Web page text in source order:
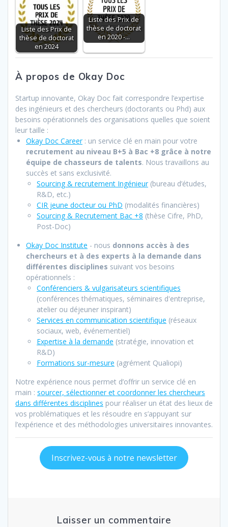
Liste des Prix de
thèse de doctorat
en 2024
Liste des Prix de
thèse de doctorat
en 2020 -…
À propos de Okay Doc
Startup innovante, Okay Doc fait correspondre l’expertise
des ingénieurs et des chercheurs (doctorants ou Phd) aux
besoins opérationnels des organisations quelles que soient
leur taille :
Okay Doc Career: un service clé en main pour votre
recrutement au niveau B+5 à Bac +8 grâce à notre
équipe de chasseurs de talents. Nous travaillons au
succès et sans exclusivité.
Sourcing & recrutement Ingénieur(bureau d’études,
R&D, etc.)
CIR jeune docteur ou PhD (modalités financières)
Sourcing & Recrutement Bac +8 (thèse Cifre, PhD,
Post-Doc)
Okay Doc Institute - nous donnons accès à des
chercheurs et à des experts à la demande dans
différentes disciplines suivant vos besoins
opérationnels :
Conférenciers & vulgarisateurs scientifiques
(conférences thématiques, séminaires d'entreprise,
atelier ou déjeuner inspirant)
Services en communication scientifique (réseaux
sociaux, web, événementiel)
Expertise à la demande (stratégie, innovation et
R&D)
Formations sur-mesure (agrément Qualiopi)
Notre expérience nous permet d’offrir un service clé en
main : sourcer, sélectionner et coordonner les chercheurs
dans différentes disciplines pour réaliser un état des lieux de
vos problématiques et les résoudre en s’appuyant sur
l’expérience et des méthodologies universitaires innovantes.
Inscrivez-vous à notre newsletter
Laisser un commentaire